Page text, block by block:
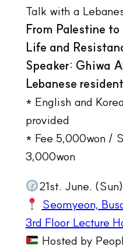
Talk with a
From Palestine
Life and
Speaker: Ghiwa
Lebanese
* English and
provided
* Fee 5,000won /
3,000won
21st. June.
Seomyeon,
3rd Floor Lecture
Hosted by